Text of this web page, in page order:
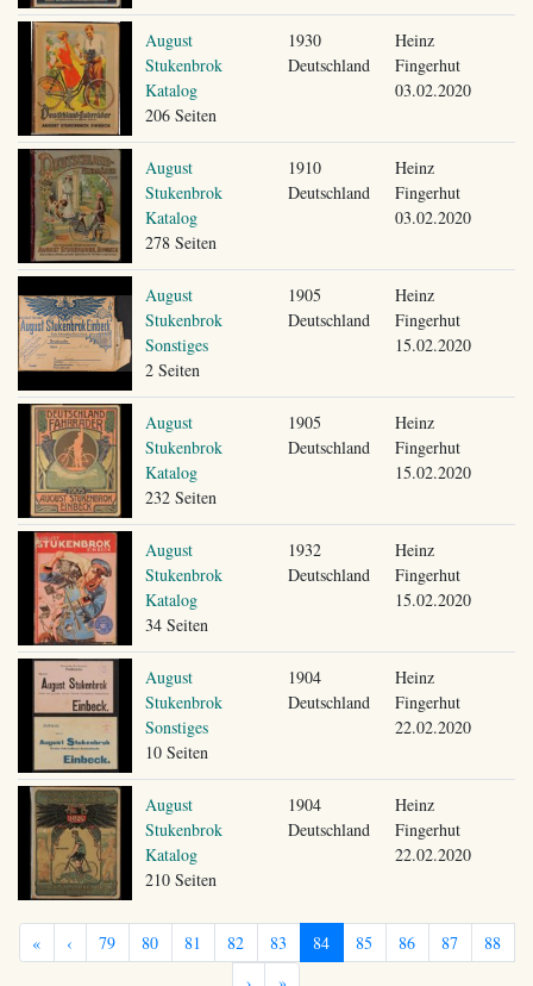
August
Stukenbrok
Katalog
206 Seiten
1930
Deutschland
Heinz
Fingerhut
03.02.2020
August
Stukenbrok
Katalog
278 Seiten
1910
Deutschland
Heinz
Fingerhut
03.02.2020
August
Stukenbrok
Sonstiges
2 Seiten
1905
Deutschland
Heinz
Fingerhut
15.02.2020
August
Stukenbrok
Katalog
232 Seiten
1905
Deutschland
Heinz
Fingerhut
15.02.2020
August
Stukenbrok
Katalog
34 Seiten
1932
Deutschland
Heinz
Fingerhut
15.02.2020
August
Stukenbrok
Sonstiges
10 Seiten
1904
Deutschland
Heinz
Fingerhut
22.02.2020
August
Stukenbrok
Katalog
210 Seiten
1904
Deutschland
Heinz
Fingerhut
22.02.2020
« ‹ 79 80 81 82 83 84 85 86 87
88
›
»